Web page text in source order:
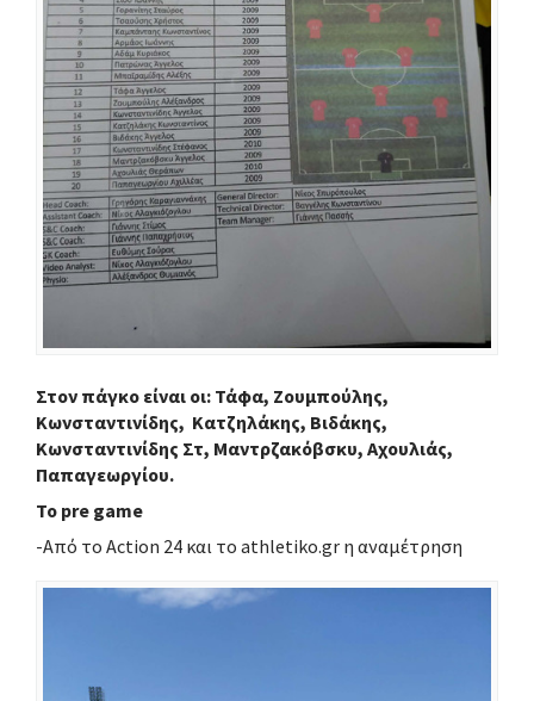
Στον πάγκο είναι οι: Τάφα, Ζουμπούλης,
Κωνσταντινίδης, Κατζηλάκης, Βιδάκης,
Κωνσταντινίδης Στ, Μαντρζακόβσκυ, Αχουλιάς,
Παπαγεωργίου.
Το pre game
-Από το Action 24 και το athletiko.gr η αναμέτρηση